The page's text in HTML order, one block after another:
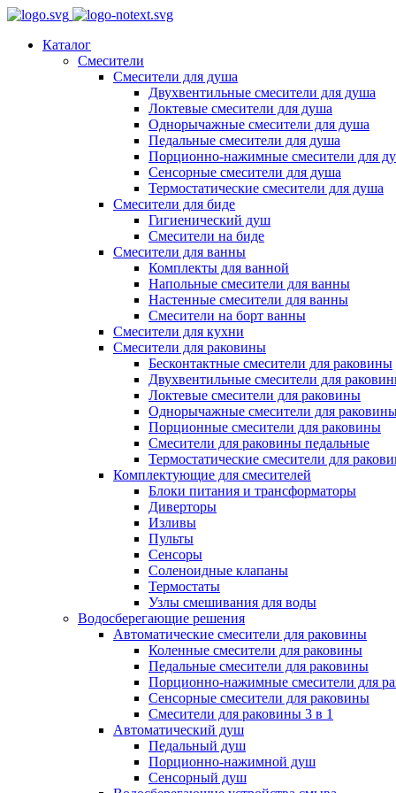
Каталог
Смесители
Смесители для душа
Двухвентильные смесители для душа
Локтевые смесители для душа
Однорычажные смесители для душа
Педальные смесители для душа
Порционно-нажимные смесители для
Сенсорные смесители для душа
Термостатические смесители для душа
Смесители для биде
Гигиенический душ
Смесители на биде
Смесители для ванны
Комплекты для ванной
Напольные смесители для ванны
Настенные смесители для ванны
Смесители на борт ванны
Смесители для кухни
Смесители для раковины
Бесконтактные смесители для раковины
Двухвентильные смесители для
Локтевые смесители для раковины
Однорычажные смесители для
Порционные смесители для раковины
Смесители для раковины педальные
Термостатические смесители для
Комплектующие для смесителей
Блоки питания и трансформаторы
Диверторы
Изливы
Пульты
Сенсоры
Соленоидные клапаны
Термостаты
Узлы смешивания для воды
Водосберегающие решения
Автоматические смесители для раковины
Коленные смесители для раковины
Педальные смесители для раковины
Порционно-нажимные смесители для
Сенсорные смесители для раковины
Смесители для раковины 3 в 1
Автоматический душ
Педальный душ
Порционно-нажимной душ
Сенсорный душ